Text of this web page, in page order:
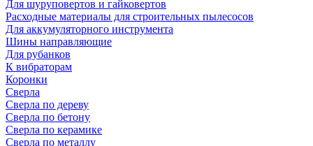
Для шуруповертов и гайковертов
Расходные материалы для строительных пылесосов
Для аккумуляторного инструмента
Шины направляющие
Для рубанков
К вибраторам
Коронки
Сверла
Сверла по дереву
Сверла по бетону
Сверла по керамике
Сверла по металлу